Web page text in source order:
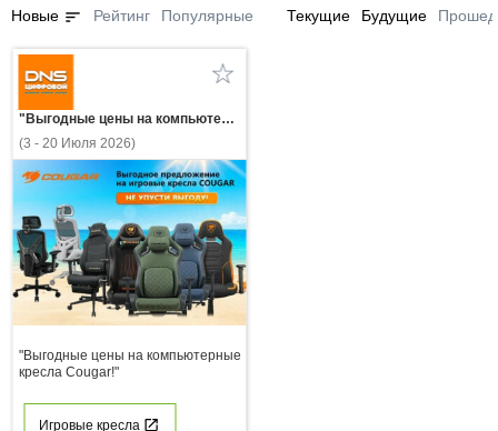
Новые sort Рейтинг Популярные Текущие Будущие
"Выгодные цены на компьютерные кресла Cougar!"
(3 - 20 Июля 2026)
"Выгодные цены на компьютерные
кресла Cougar!"
Игровые кресла